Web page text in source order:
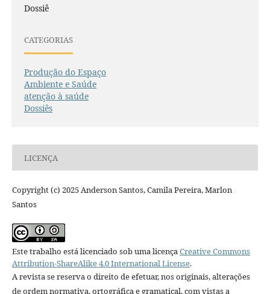
Dossiê
CATEGORIAS
Produção do Espaço
Ambiente e Saúde
atenção à saúde
Dossiês
LICENÇA
Copyright (c) 2025 Anderson Santos, Camila Pereira, Marlon
Santos
Este trabalho está licenciado sob uma licençaCreative Commons
Attribution-ShareAlike 4.0 International License.
A revista se reserva o direito de efetuar, nos originais, alterações
de ordem normativa, ortográfica e gramatical, com vistas a